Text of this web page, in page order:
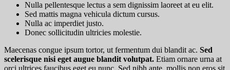
Nulla pellentesque lectus a sem dignissim laoreet at eu elit.
Sed mattis magna vehicula dictum cursus.
Nulla ac imperdiet justo.
Donec sollicitudin ultricies molestie.
Maecenas congue ipsum tortor, ut fermentum dui blandit ac. Sed
scelerisque nisi eget augue blandit volutpat. Etiam ornare urna at